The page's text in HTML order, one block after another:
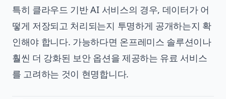
특히 클라우드 기반 AI 서비스의 경우, 데이터가 어
떻게 저장되고 처리되는지 투명하게 공개하는지 확
인해야 합니다. 가능하다면 온프레미스 솔루션이나
훨씬 더 강화된 보안 옵션을 제공하는 유료 서비스
를 고려하는 것이 현명합니다.